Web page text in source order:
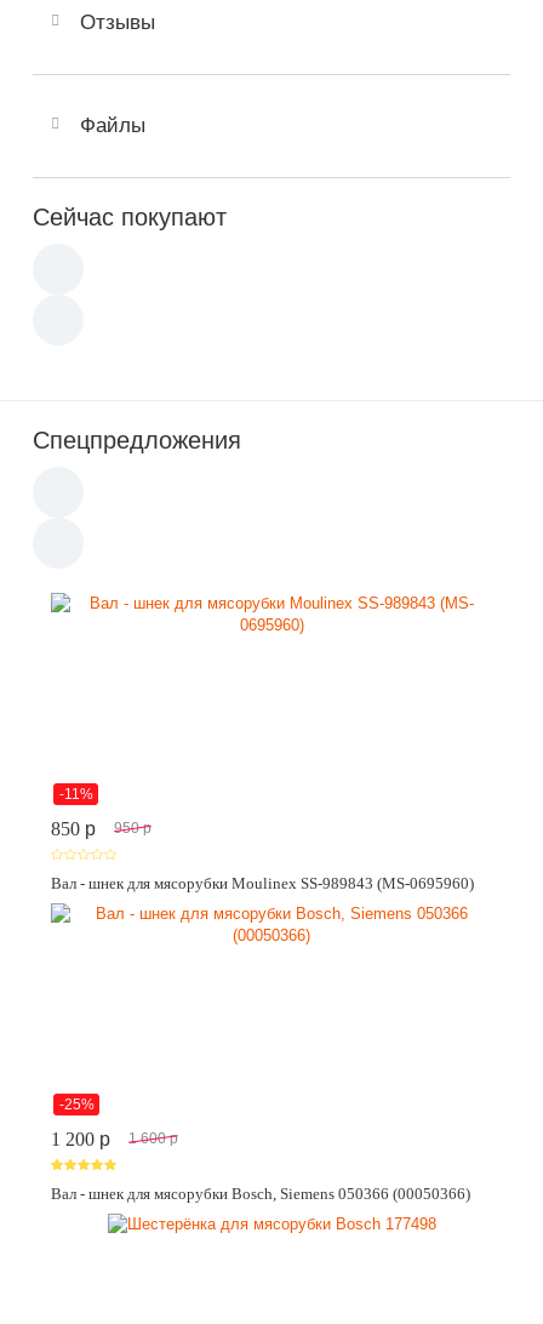
Отзывы
Файлы
Сейчас покупают
Спецпредложения
-11%
850 p 950 p
Вал - шнек для мясорубки Moulinex SS-989843 (MS-0695960)
-25%
1 200 p 1 600 p
Вал - шнек для мясорубки Bosch, Siemens 050366 (00050366)